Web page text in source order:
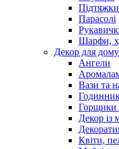
Підтяжки
Парасолі
Шарфи,
Декор для дому
Ангели
Вази та
Горщики
Декор із
Квіти,